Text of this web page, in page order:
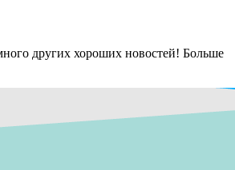
других хороших новостей! Больше